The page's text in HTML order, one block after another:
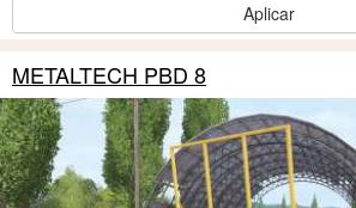
Aplicar
METALTECH PBD 8